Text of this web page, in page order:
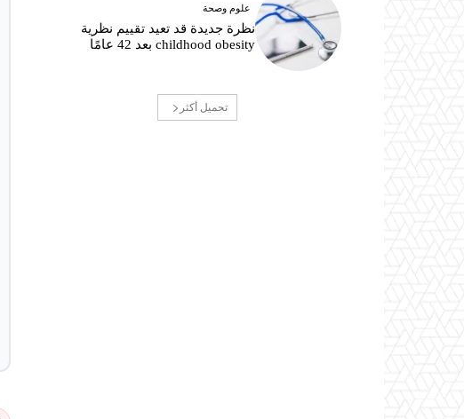
علوم وصحة
نظرة جديدة قد تعيد تقييم نظرية
childhood obesity بعد 42 عامًا
تحميل أكثر